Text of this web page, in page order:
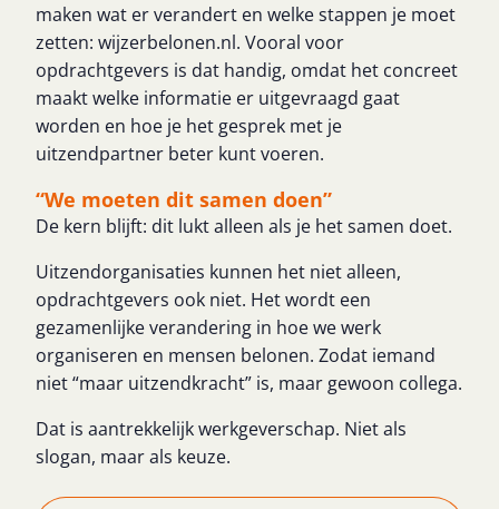
maken wat er verandert en welke stappen je moet
zetten: wijzerbelonen.nl. Vooral voor
opdrachtgevers is dat handig, omdat het concreet
maakt welke informatie er uitgevraagd gaat
worden en hoe je het gesprek met je
uitzendpartner beter kunt voeren.
“We moeten dit samen doen”
De kern blijft: dit lukt alleen als je het samen doet.
Uitzendorganisaties kunnen het niet alleen,
opdrachtgevers ook niet. Het wordt een
gezamenlijke verandering in hoe we werk
organiseren en mensen belonen. Zodat iemand
niet “maar uitzendkracht” is, maar gewoon collega.
Dat is aantrekkelijk werkgeverschap. Niet als
slogan, maar als keuze.